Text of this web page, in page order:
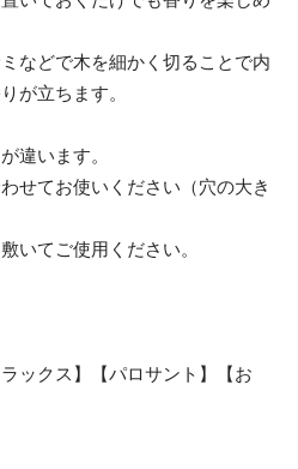
などで木を細かく切ることで内
が立ちます。
違います。
せてお使いください（穴の大き
いてご使用ください。
ックス】【パロサント】【お